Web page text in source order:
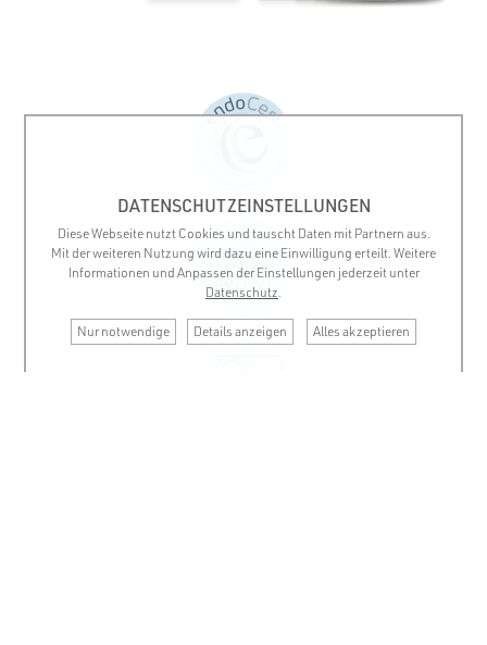
DATENSCHUTZEINSTELLUNGEN
Diese Webseite nutzt Cookies und tauscht Daten mit Partnern aus.
Mit der weiteren Nutzung wird dazu eine Einwilligung erteilt. Weitere
Informationen und Anpassen der Einstellungen jederzeit unter
Datenschutz.
Nur notwendige Details anzeigen Alles akzeptieren